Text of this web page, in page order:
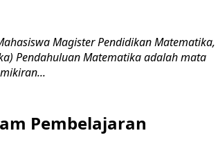
Magister Pendidikan Matematika,
Pendahuluan Matematika adalah mata
Pembelajaran